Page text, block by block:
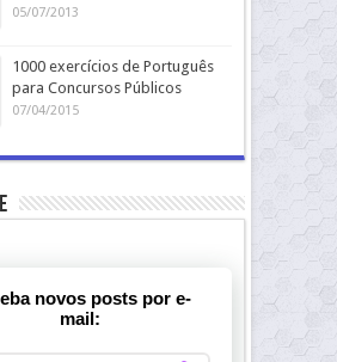
05/07/2013
1000 exercícios de Português
para Concursos Públicos
07/04/2015
novos posts por e-
mail: